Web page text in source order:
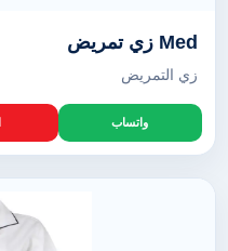
Med زي تمريض
زي التمريض
واتساب